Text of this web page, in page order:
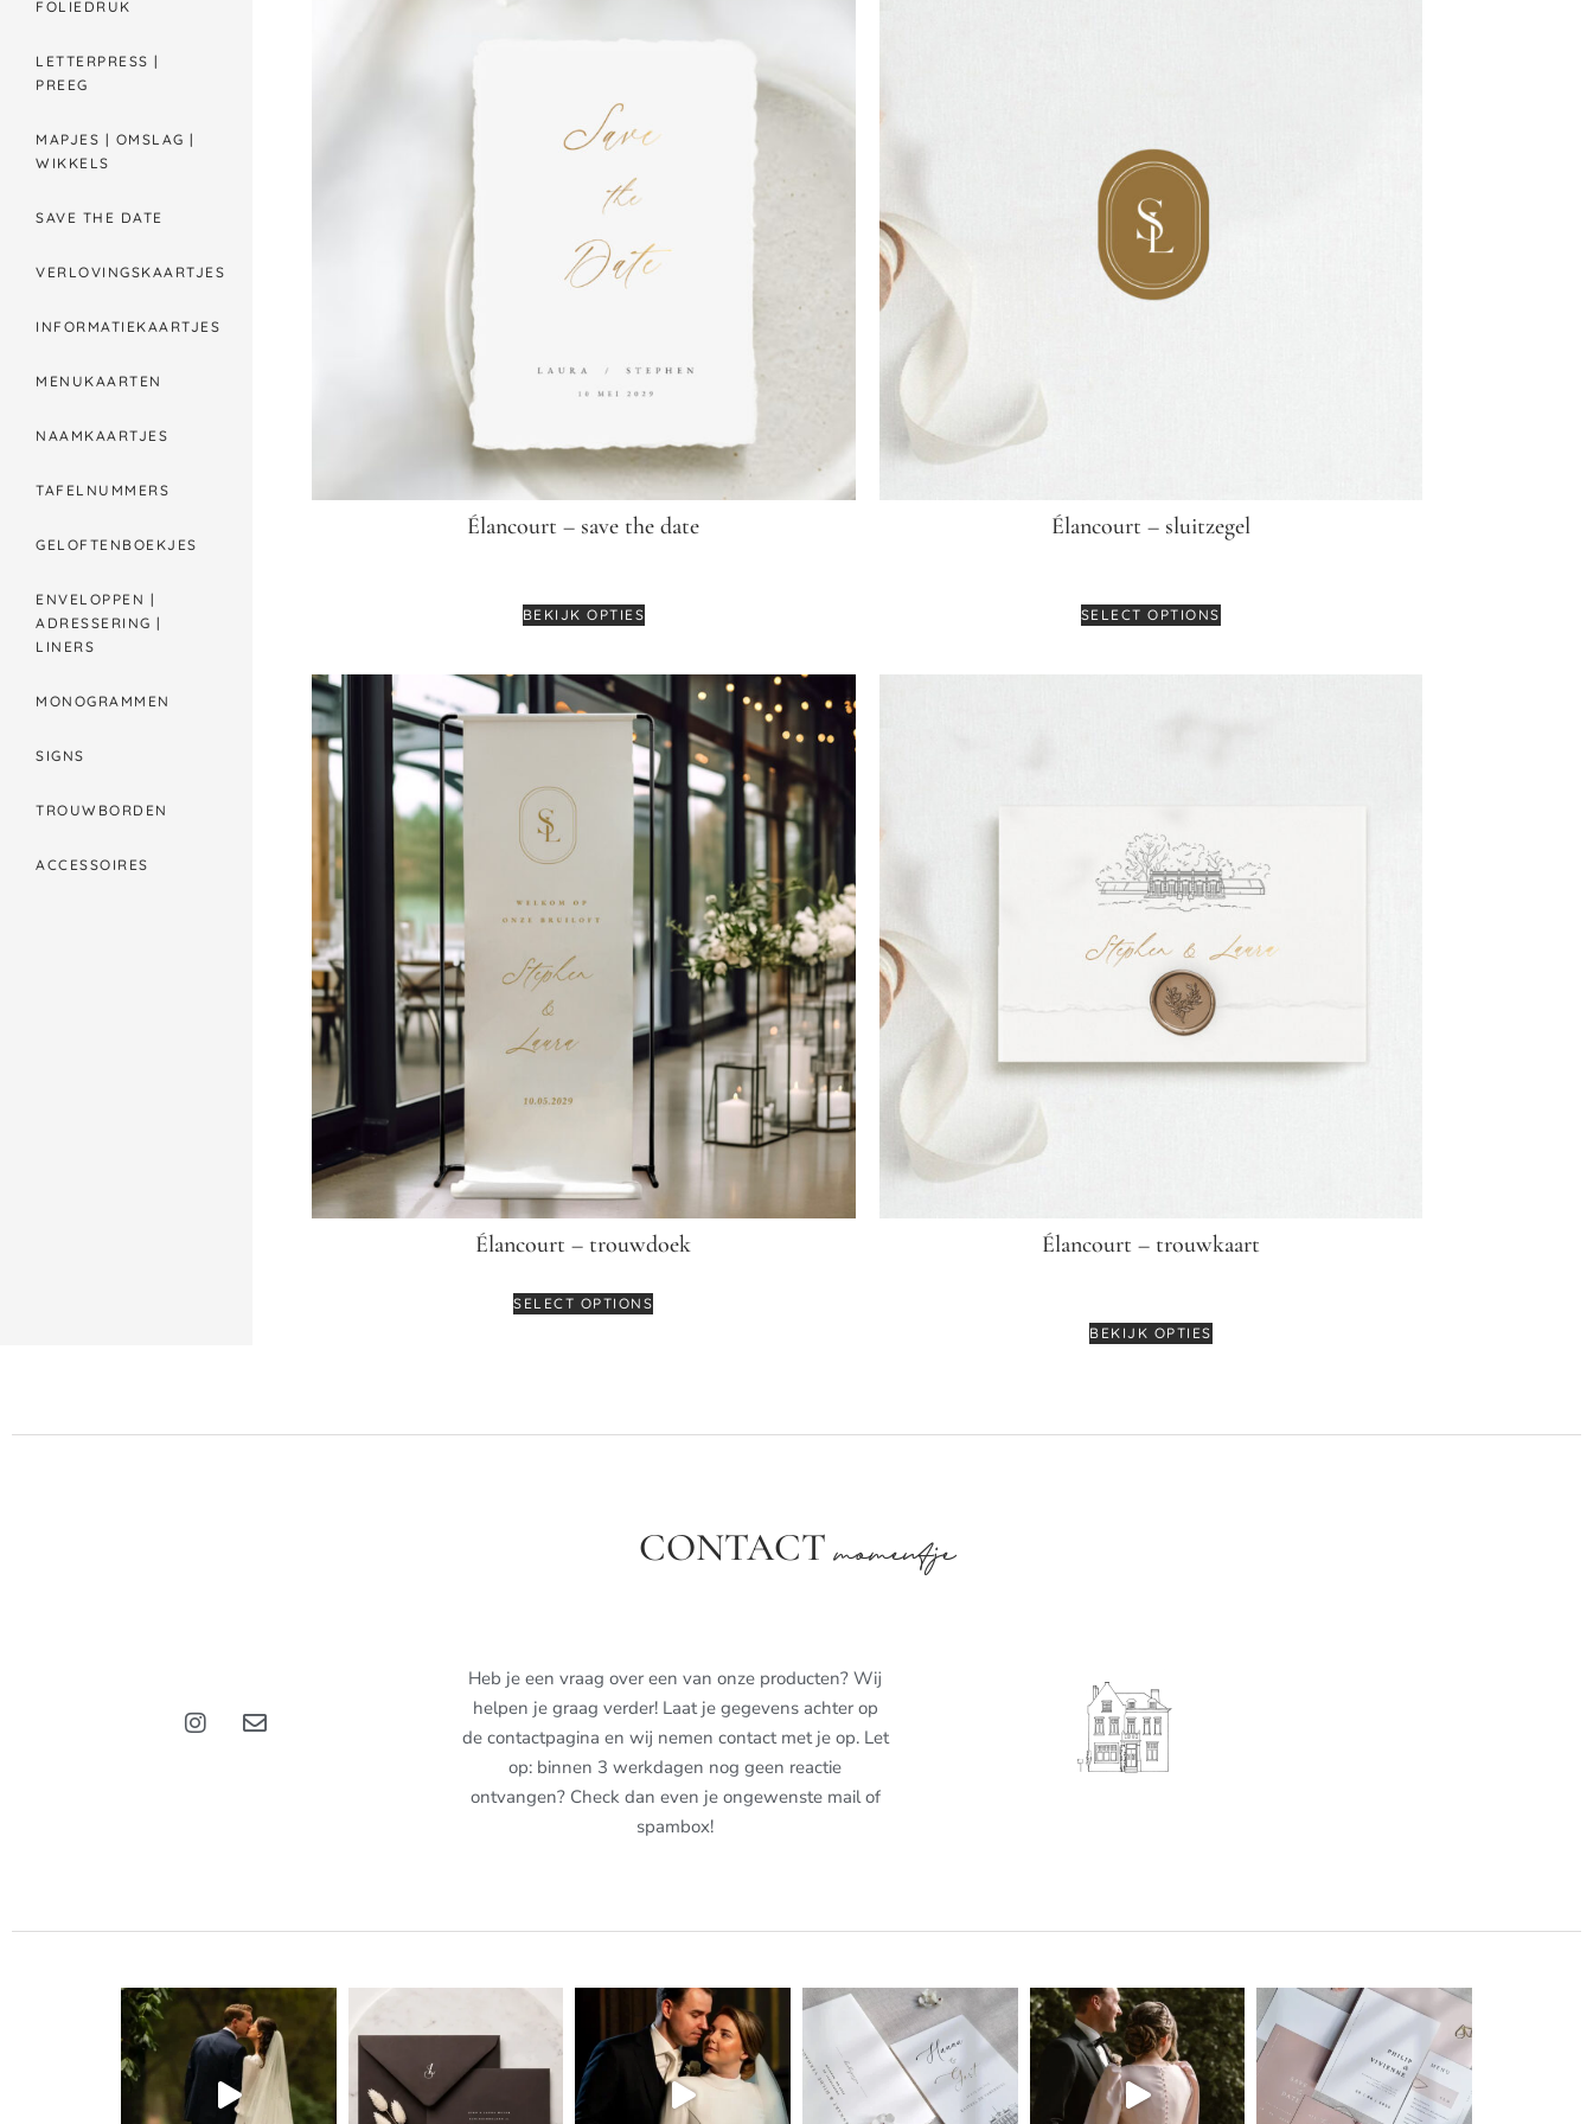
FOLIEDRUK
LETTERPRESS |
PREEG
MAPJES | OMSLAG |
WIKKELS
SAVE THE DATE
VERLOVINGSKAARTJES
INFORMATIEKAARTJES
MENUKAARTEN
NAAMKAARTJES
TAFELNUMMERS
GELOFTENBOEKJES
ENVELOPPEN |
ADRESSERING |
LINERS
MONOGRAMMEN
SIGNS
TROUWBORDEN
ACCESSOIRES
Élancourt – save the date
BEKIJK OPTIES
Élancourt – sluitzegel
SELECT OPTIONS
Élancourt – trouwdoek
SELECT OPTIONS
Élancourt – trouwkaart
BEKIJK OPTIES
CONTACTmomentje
Heb je een vraag over een van onze producten? Wij
helpen je graag verder! Laat je gegevens achter op
de contactpagina en wij nemen contact met je op. Let
op: binnen 3 werkdagen nog geen reactie
ontvangen? Check dan even je ongewenste mail of
spambox!